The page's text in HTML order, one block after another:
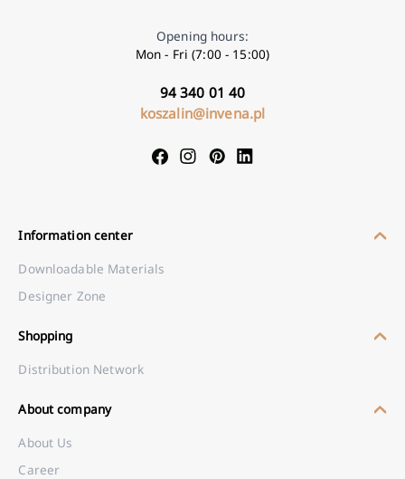
Opening hours:
Mon - Fri (7:00 - 15:00)
94 340 01 40
koszalin@invena.pl
Information center
Downloadable Materials
Designer Zone
Shopping
Distribution Network
About company
About Us
Career